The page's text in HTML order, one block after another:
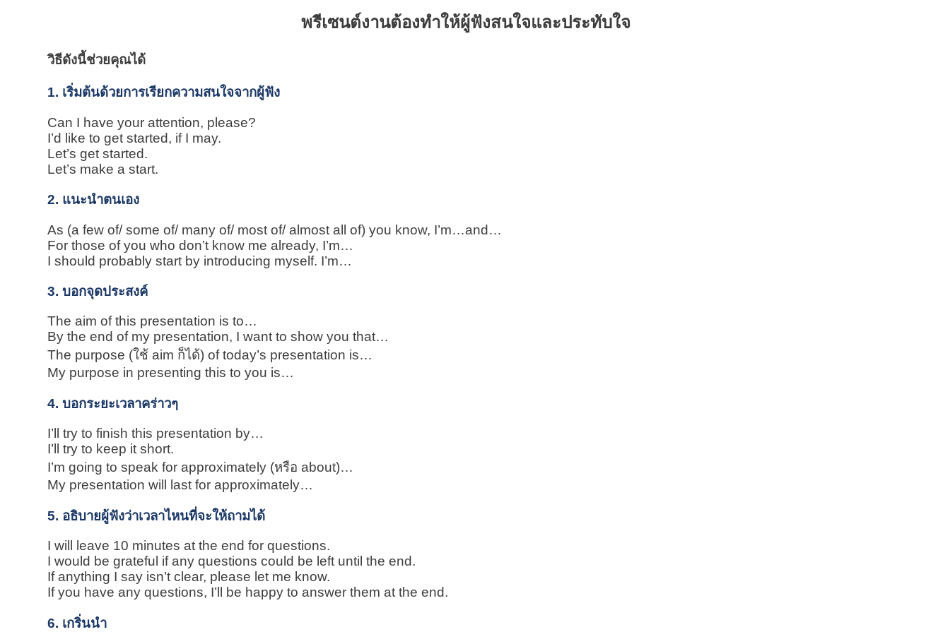
พรีเซนต์งานต้องทำให้ผู้ฟังสนใจและประทับใจ
วิธีดังนี้ช่วยคุณได้
1. เริ่มต้นด้วยการเรียกความสนใจจากผู้ฟัง
Can I have your attention, please?
I’d like to get started, if I may.
Let’s get started.
Let’s make a start.
2. แนะนำตนเอง
As (a few of/ some of/ many of/ most of/ almost all of) you know, I’m…and…
For those of you who don’t know me already, I’m…
I should probably start by introducing myself. I’m…
3. บอกจุดประสงค์
The aim of this presentation is to…
By the end of my presentation, I want to show you that…
The purpose (ใช้ aim ก็ได้) of today’s presentation is…
My purpose in presenting this to you is…
4. บอกระยะเวลาคร่าวๆ
I’ll try to finish this presentation by…
I’ll try to keep it short.
I’m going to speak for approximately (หรือ about)…
My presentation will last for approximately…
5. อธิบายผู้ฟังว่าเวลาไหนที่จะให้ถามได้
I will leave 10 minutes at the end for questions.
I would be grateful if any questions could be left until the end.
If anything I say isn’t clear, please let me know.
If you have any questions, I’ll be happy to answer them at the end.
6. เกริ่นนำ